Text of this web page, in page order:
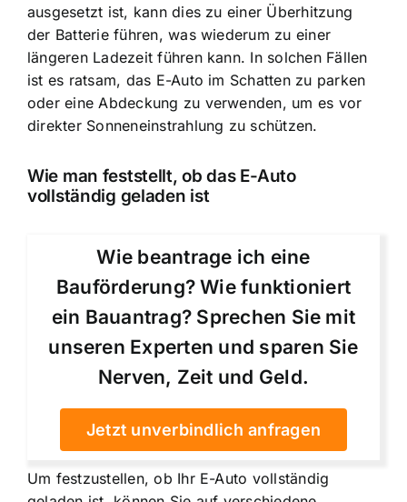
ausgesetzt ist, kann dies zu einer Überhitzung
der Batterie führen, was wiederum zu einer
längeren Ladezeit führen kann. In solchen Fällen
ist es ratsam, das E-Auto im Schatten zu parken
oder eine Abdeckung zu verwenden, um es vor
direkter Sonneneinstrahlung zu schützen.
Wie man feststellt, ob das E-Auto
vollständig geladen ist
Wie beantrage ich eine
Bauförderung? Wie funktioniert
ein Bauantrag? Sprechen Sie mit
unseren Experten und sparen Sie
Nerven, Zeit und Geld.
Jetzt unverbindlich anfragen
Um festzustellen, ob Ihr E-Auto vollständig